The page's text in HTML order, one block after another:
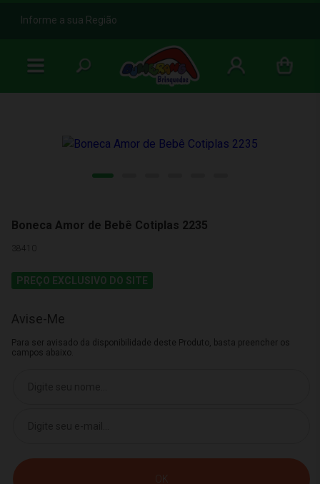
b
Informe a sua Região
Boneca Amor de Bebê Cotiplas 2235
38410
PREÇO EXCLUSIVO DO SITE
Avise-Me
Para ser avisado da disponibilidade deste Produto, basta preencher os
campos abaixo.